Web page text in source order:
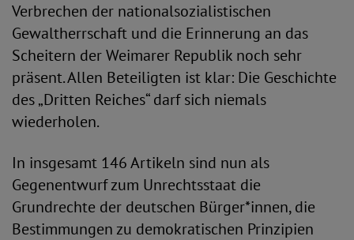
Verbrechen der nationalsozialistischen
Gewaltherrschaft und die Erinnerung an das
Scheitern der Weimarer Republik noch sehr
präsent. Allen Beteiligten ist klar: Die Geschichte
des „Dritten Reiches“ darf sich niemals
wiederholen.
In insgesamt 146 Artikeln sind nun als
Gegenentwurf zum Unrechtsstaat die
Grundrechte der deutschen Bürger*innen, die
Bestimmungen zu demokratischen Prinzipien